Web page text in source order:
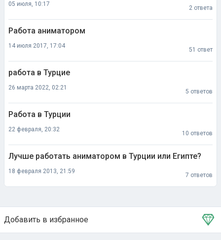
05 июля, 10:17
2 ответа
Работа аниматором
14 июля 2017, 17:04
51 ответ
работа в Турцие
26 марта 2022, 02:21
5 ответов
Работа в Турции
22 февраля, 20:32
10 ответов
Лучше работать аниматором в Турции или Египте?
18 февраля 2013, 21:59
7 ответов
Добавить в избранное
Тема в избранном